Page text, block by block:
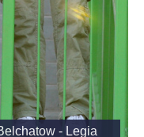
- Legia